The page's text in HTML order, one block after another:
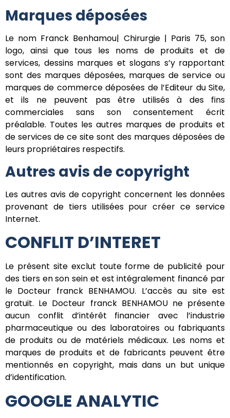
Marques déposées
Le nom Franck Benhamou| Chirurgie | Paris 75, son
logo, ainsi que tous les noms de produits et de
services, dessins marques et slogans s’y rapportant
sont des marques déposées, marques de service ou
marques de commerce déposées de l’Editeur du Site,
et ils ne peuvent pas être utilisés à des fins
commerciales sans son consentement écrit
préalable. Toutes les autres marques de produits et
de services de ce site sont des marques déposées de
leurs propriétaires respectifs.
Autres avis de copyright
Les autres avis de copyright concernent les données
provenant de tiers utilisées pour créer ce service
Internet.
CONFLIT D’INTERET
Le présent site exclut toute forme de publicité pour
des tiers en son sein et est intégralement financé par
le Docteur franck BENHAMOU. L’accès au site est
gratuit. Le Docteur franck BENHAMOU ne présente
aucun conflit d’intérêt financier avec l’industrie
pharmaceutique ou des laboratoires ou fabriquants
de produits ou de matériels médicaux. Les noms et
marques de produits et de fabricants peuvent être
mentionnés en copyright, mais dans un but unique
d’identification.
GOOGLE ANALYTIC